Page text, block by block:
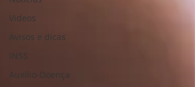
Videos
Avisos e dicas
INSS
Auxílio-Doença